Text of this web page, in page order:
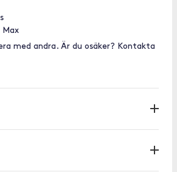
Max
med andra. Är du osäker? Kontakta